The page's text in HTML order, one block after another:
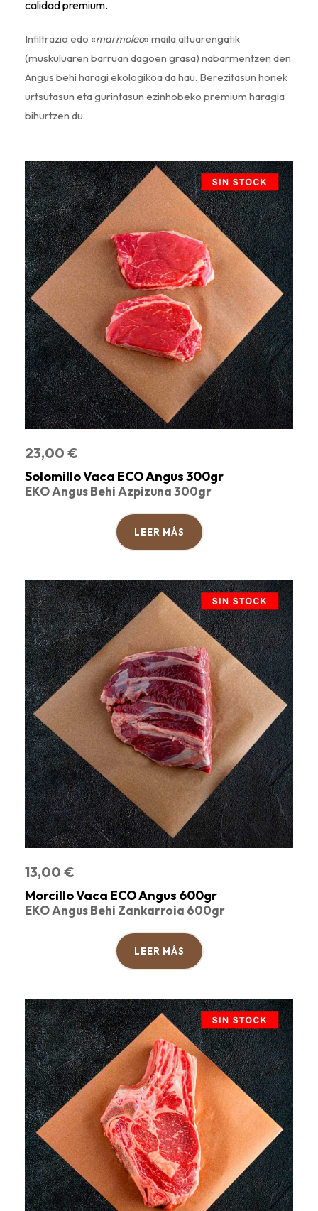
calidad premium.
Infiltrazio edo «marmoleo» maila altuarengatik
(muskuluaren barruan dagoen grasa) nabarmentzen den
Angus behi haragi ekologikoa da hau. Berezitasun honek
urtsutasun eta gurintasun ezinhobeko premium haragia
bihurtzen du.
23,00 €
Solomillo Vaca ECO Angus 300gr
EKO Angus Behi Azpizuna 300gr
LEER MÁS
13,00 €
Morcillo Vaca ECO Angus 600gr
EKO Angus Behi Zankarroia 600gr
LEER MÁS